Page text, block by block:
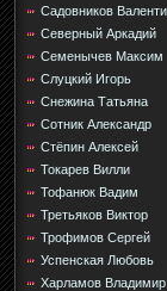
Садовников
Северный Аркадий
Семенычев Максим
Слуцкий Игорь
Снежина Татьяна
Сотник Александр
Стёпин Алексей
Токарев Вилли
Тофанюк Вадим
Третьяков Виктор
Трофимов Сергей
Успенская Любовь
Харламов Владимир